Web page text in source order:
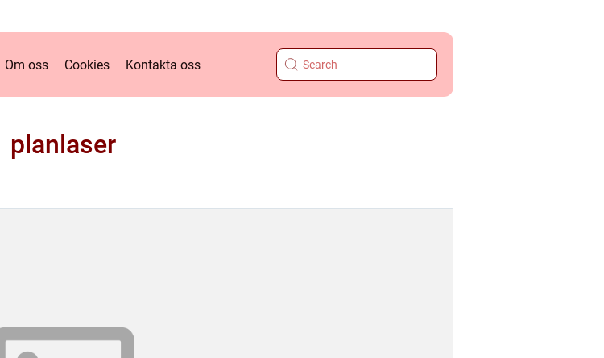
Om oss Cookies Kontakta oss
planlaser